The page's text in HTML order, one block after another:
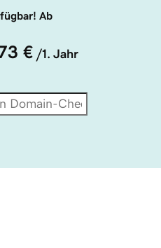
Ab
€ /1. Jahr